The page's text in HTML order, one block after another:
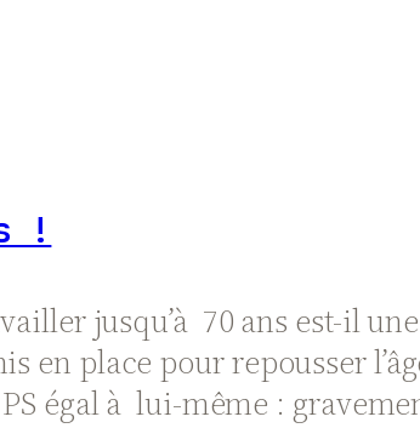
!
jusqu’à 70 ans est-il
en place pour repousser
égal à lui-même :